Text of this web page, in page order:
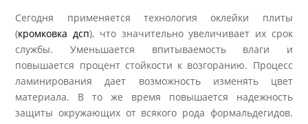
Сегодня применяется технология оклейки плиты
(кромковка дсп), что значительно увеличивает их срок
службы. Уменьшается впитываемость влаги и
повышается процент стойкости к возгоранию. Процесс
ламинирования дает возможность изменять цвет
материала. В то же время повышается надежность
защиты окружающих от всякого рода формальдегидов.